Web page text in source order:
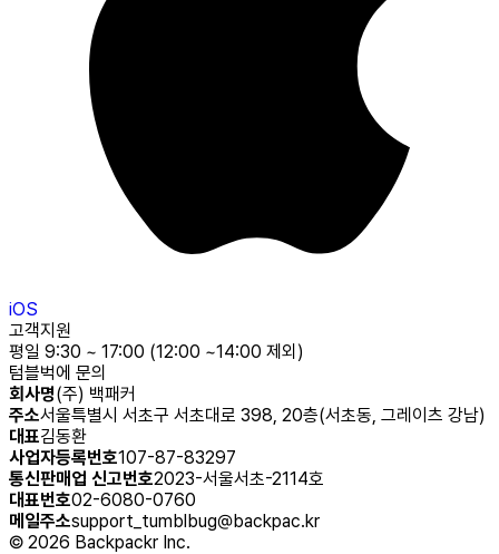
iOS
고객지원
평일 9:30 ~ 17:00 (12:00 ~14:00 제외)
텀블벅에 문의
회사명(주) 백패커
주소서울특별시 서초구 서초대로 398, 20층(서초동, 그레이츠 강남)
대표김동환
사업자등록번호107-87-83297
통신판매업 신고번호2023-서울서초-2114호
대표번호02-6080-0760
메일주소support_tumblbug@backpac.kr
© 2026 Backpackr Inc.